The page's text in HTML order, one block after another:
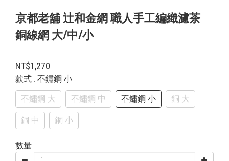
京都老舖 辻和金網 職人手工編織濾茶
銅線網 大/中/小
NT$1,270
款式 : 不鏽鋼 小
不鏽鋼 大 不鏽鋼 中 不鏽鋼 小 銅 大
銅 中 銅 小
數量